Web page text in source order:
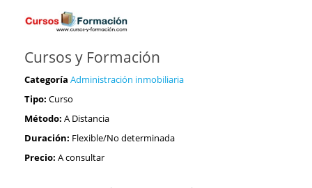
Cursos y Formación
Categoría Administración inmobiliaria
Tipo: Curso
Método: A Distancia
Duración: Flexible/No determinada
Precio: A consultar